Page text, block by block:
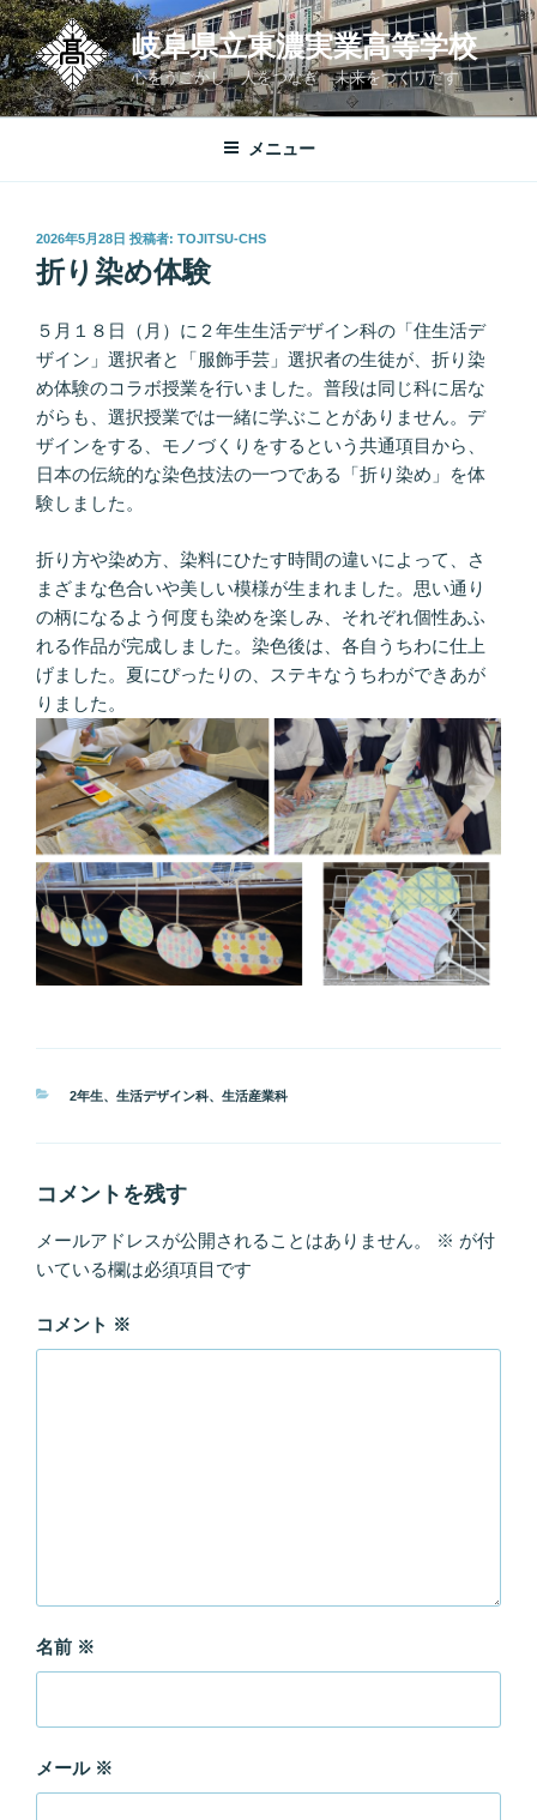
コ
ン
テ
ン
ス
岐阜県立東濃実業高等学校
心をうごかし 人をつなぎ 未来をつくりだす
メニュー
投
稿
日:
2026年5月28日 投稿者: TOJITSU-CHS
折り染め体験
５月１８日（月）に２年生生活デザイン科の「住生活デ
ザイン」選択者と「服飾手芸」選択者の生徒が、折り染
め体験のコラボ授業を行いました。普段は同じ科に居な
がらも、選択授業では一緒に学ぶことがありません。デ
ザインをする、モノづくりをするという共通項目から、
日本の伝統的な染色技法の一つである「折り染め」を体
験しました。
折り方や染め方、染料にひたす時間の違いによって、さ
まざまな色合いや美しい模様が生まれました。思い通り
の柄になるよう何度も染めを楽しみ、それぞれ個性あふ
れる作品が完成しました。染色後は、各自うちわに仕上
げました。夏にぴったりの、ステキなうちわができあが
りました。
カ
2年生、 生活デザイン科、 生活産業科
コメントを残す
メールアドレスが公開されることはありません。 ※ が付
いている欄は必須項目です
コメント ※
名前 ※
メール ※